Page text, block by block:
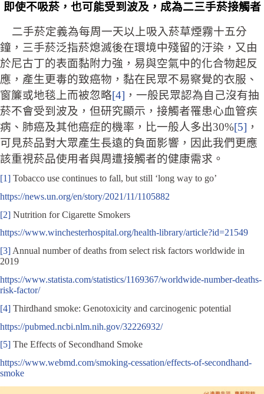
即使不吸菸，也可能受到波及，成為二三手菸接觸者
二手菸定義為每周一天以上吸入菸草煙霧十五分
鐘，三手菸泛指菸熄滅後在環境中殘留的汙染，又由
於尼古丁的表面黏附力強，易與空氣中的化合物起反
應，產生更毒的致癌物，黏在民眾不易察覺的衣服、
窗簾或地毯上而被忽略[4] ，一般民眾認為自己沒有抽
菸不會受到波及，但研究顯示，接觸者罹患心血管疾
病、肺癌及其他癌症的機率，比一般人多出30%[5] ，
可見菸品對大眾產生長遠的負面影響，因此我們更應
該重視菸品使用者與周遭接觸者的健康需求。
[1] Tobacco use continues to fall, but still ‘long way to go’
https://news.un.org/en/story/2021/11/1105882
[2] Nutrition for Cigarette Smokers
https://www.winchesterhospital.org/health-library/article?id=21549
[3] Annual number of deaths from select risk factors worldwide in
2019
https://www.statista.com/statistics/1169367/worldwide-number-deaths-
risk-factor/
[4] Thirdhand smoke: Genotoxicity and carcinogenic potential
https://pubmed.ncbi.nlm.nih.gov/32226932/
[5] The Effects of Secondhand Smoke
https://www.webmd.com/smoking-cessation/effects-of-secondhand-
smoke